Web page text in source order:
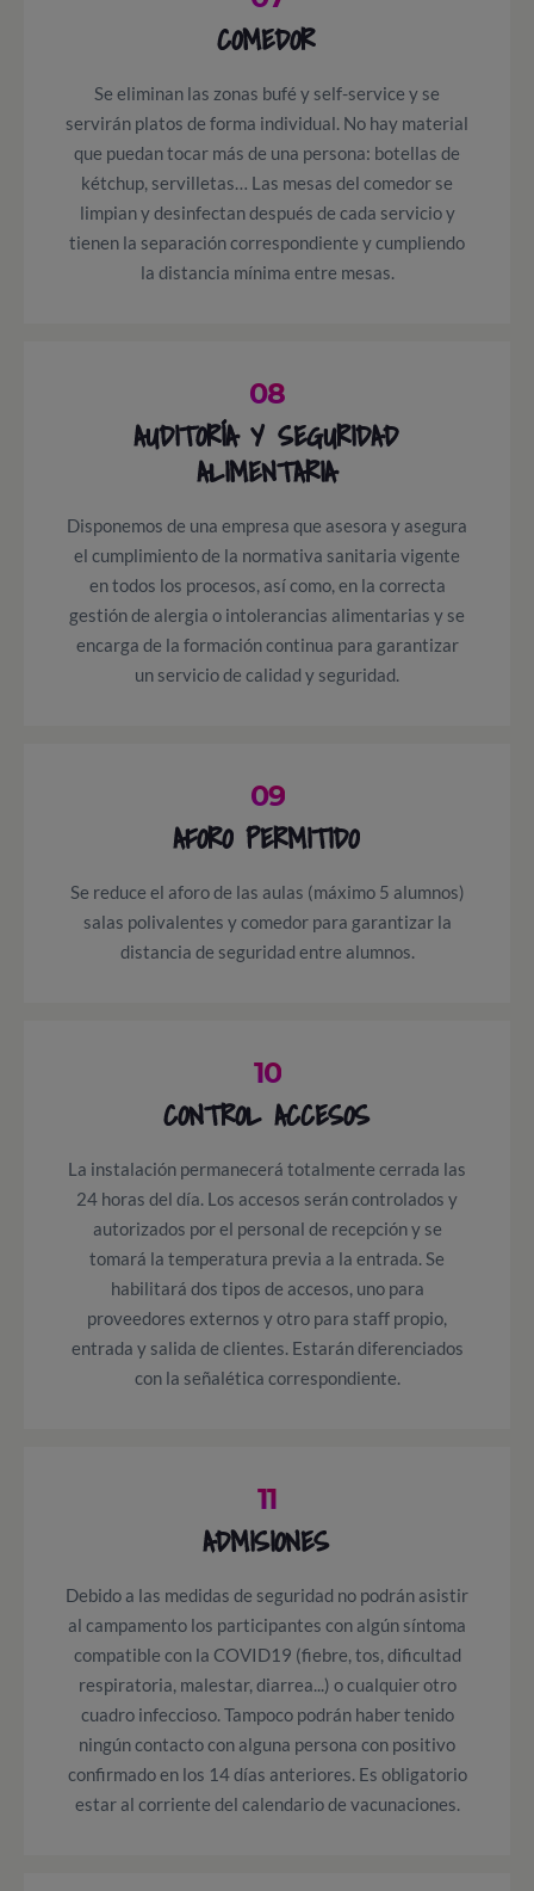
COMEDOR
Se eliminan las zonas bufé y self-service y se
servirán platos de forma individual. No hay material
que puedan tocar más de una persona: botellas de
kétchup, servilletas… Las mesas del comedor se
limpian y desinfectan después de cada servicio y
tienen la separación correspondiente y cumpliendo
la distancia mínima entre mesas.
08
AUDITORÍA Y SEGURIDAD
ALIMENTARIA
Disponemos de una empresa que asesora y asegura
el cumplimiento de la normativa sanitaria vigente
en todos los procesos, así como, en la correcta
gestión de alergia o intolerancias alimentarias y se
encarga de la formación continua para garantizar
un servicio de calidad y seguridad.
09
AFORO PERMITIDO
Se reduce el aforo de las aulas (máximo 5 alumnos)
salas polivalentes y comedor para garantizar la
distancia de seguridad entre alumnos.
10
CONTROL ACCESOS
La instalación permanecerá totalmente cerrada las
24 horas del día. Los accesos serán controlados y
autorizados por el personal de recepción y se
tomará la temperatura previa a la entrada. Se
habilitará dos tipos de accesos, uno para
proveedores externos y otro para staff propio,
entrada y salida de clientes. Estarán diferenciados
con la señalética correspondiente.
11
ADMISIONES
Debido a las medidas de seguridad no podrán asistir
al campamento los participantes con algún síntoma
compatible con la COVID19 (fiebre, tos, dificultad
respiratoria, malestar, diarrea...) o cualquier otro
cuadro infeccioso. Tampoco podrán haber tenido
ningún contacto con alguna persona con positivo
confirmado en los 14 días anteriores. Es obligatorio
estar al corriente del calendario de vacunaciones.